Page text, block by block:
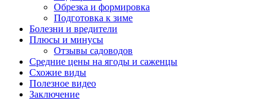
Обрезка и формировка
Подготовка к зиме
Болезни и вредители
Плюсы и минусы
Отзывы садоводов
Средние цены на ягоды и саженцы
Схожие виды
Полезное видео
Заключение